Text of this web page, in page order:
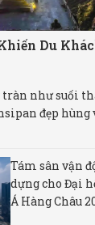
Du
như suối
đẹp hùng
Tám sân vận
dựng cho Đại
Á Hàng Châu